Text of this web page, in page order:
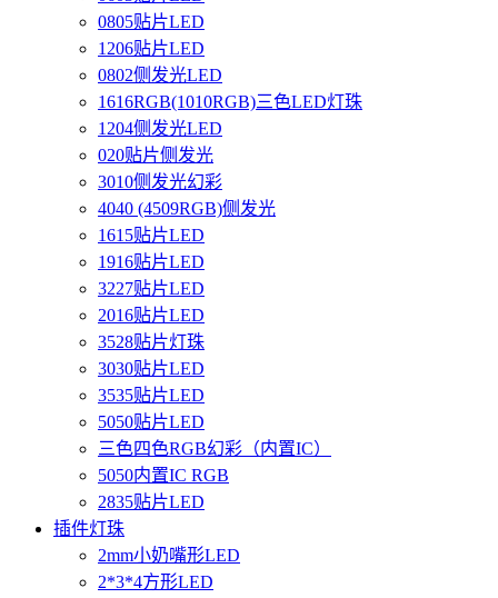
0805贴片LED
1206贴片LED
0802侧发光LED
1616RGB(1010RGB)三色LED灯珠
1204侧发光LED
020贴片侧发光
3010侧发光幻彩
4040 (4509RGB)侧发光
1615贴片LED
1916贴片LED
3227贴片LED
2016贴片LED
3528贴片灯珠
3030贴片LED
3535贴片LED
5050贴片LED
三色四色RGB幻彩（内置IC）
5050内置IC RGB
2835贴片LED
插件灯珠
2mm小奶嘴形LED
2*3*4方形LED